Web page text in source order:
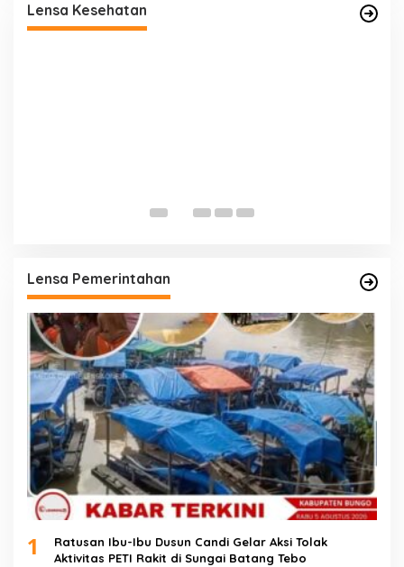
Lensa Kesehatan
Prima
Lensa Pemerintahan
1
Ratusan Ibu-Ibu Dusun Candi Gelar Aksi Tolak
Aktivitas PETI Rakit di Sungai Batang Tebo